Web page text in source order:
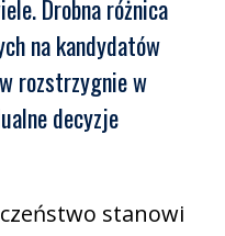
Drobna różnica
na kandydatów
rozstrzygnie w
decyzje
stanowi